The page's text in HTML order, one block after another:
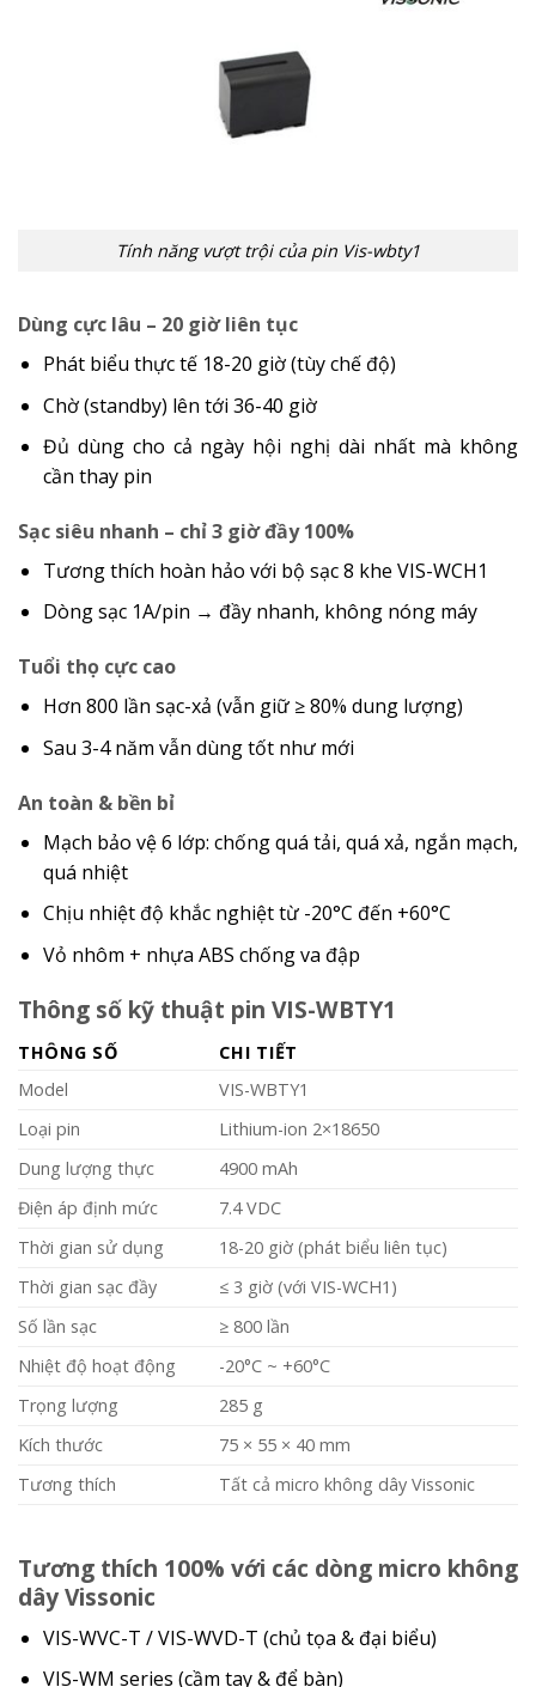
Tính năng vượt trội của pin Vis-wbty1
Dùng cực lâu – 20 giờ liên tục
Phát biểu thực tế 18-20 giờ (tùy chế độ)
Chờ (standby) lên tới 36-40 giờ
Đủ dùng cho cả ngày hội nghị dài nhất mà không
cần thay pin
Sạc siêu nhanh – chỉ 3 giờ đầy 100%
Tương thích hoàn hảo với bộ sạc 8 khe VIS-WCH1
Dòng sạc 1A/pin → đầy nhanh, không nóng máy
Tuổi thọ cực cao
Hơn 800 lần sạc-xả (vẫn giữ ≥ 80% dung lượng)
Sau 3-4 năm vẫn dùng tốt như mới
An toàn & bền bỉ
Mạch bảo vệ 6 lớp: chống quá tải, quá xả, ngắn mạch,
quá nhiệt
Chịu nhiệt độ khắc nghiệt từ -20°C đến +60°C
Vỏ nhôm + nhựa ABS chống va đập
Thông số kỹ thuật pin VIS-WBTY1
THÔNG SỐ
CHI TIẾT
Model
VIS-WBTY1
Loại pin
Lithium-ion 2×18650
Dung lượng thực
4900 mAh
Điện áp định mức
7.4 VDC
Thời gian sử dụng
18-20 giờ (phát biểu liên tục)
Thời gian sạc đầy
≤ 3 giờ (với VIS-WCH1)
Số lần sạc
≥ 800 lần
Nhiệt độ hoạt động
-20°C ~ +60°C
Trọng lượng
285 g
Kích thước
75 × 55 × 40 mm
Tương thích
Tất cả micro không dây Vissonic
Tương thích 100% với các dòng micro không
dây Vissonic
VIS-WVC-T / VIS-WVD-T (chủ tọa & đại biểu)
VIS-WM series (cầm tay & để bàn)